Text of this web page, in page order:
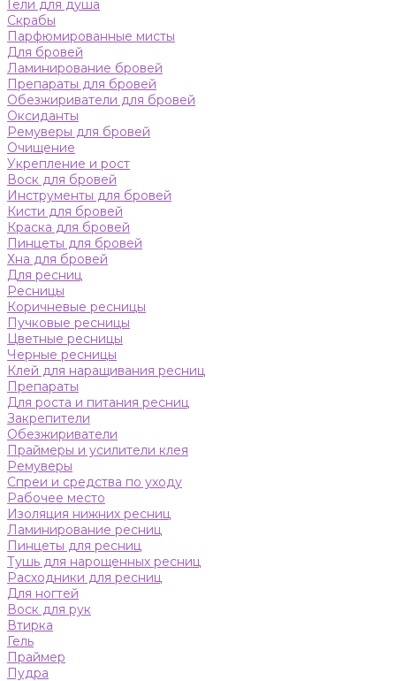
Гели для душа
Скрабы
Парфюмированные мисты
Для бровей
Ламинирование бровей
Препараты для бровей
Обезжириватели для бровей
Оксиданты
Ремуверы для бровей
Очищение
Укрепление и рост
Воск для бровей
Инструменты для бровей
Кисти для бровей
Краска для бровей
Пинцеты для бровей
Хна для бровей
Для ресниц
Ресницы
Коричневые ресницы
Пучковые ресницы
Цветные ресницы
Черные ресницы
Клей для наращивания ресниц
Препараты
Для роста и питания ресниц
Закрепители
Обезжириватели
Праймеры и усилители клея
Ремуверы
Спреи и средства по уходу
Рабочее место
Изоляция нижних ресниц
Ламинирование ресниц
Пинцеты для ресниц
Тушь для нарощенных ресниц
Расходники для ресниц
Для ногтей
Воск для рук
Втирка
Гель
Праймер
Пудра